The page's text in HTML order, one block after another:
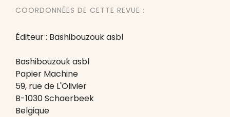
COORDONNÉES DE CETTE REVUE :
Éditeur : Bashibouzouk asbl
Bashibouzouk asbl
Papier Machine
59, rue de L'Olivier
B-1030 Schaerbeek
Belgique